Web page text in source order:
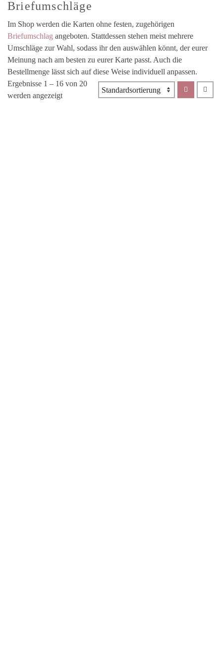
Briefumschläge
Im Shop werden die Karten ohne festen, zugehörigen
Briefumschlag angeboten. Stattdessen stehen meist mehrere
Umschläge zur Wahl, sodass ihr den auswählen könnt, der eurer
Meinung nach am besten zu eurer Karte passt. Auch die
Bestellmenge lässt sich auf diese Weise individuell anpassen.
Ergebnisse 1 – 16 von 20
werden angezeigt